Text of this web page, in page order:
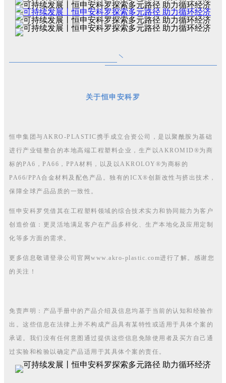
关于恒申安科罗
恒申集团与AKRO-PLASTIC携手成立合资公司，是以聚酰胺为基础
进行产业链整合的本地高端工程塑料企业，生产以AKROMID®为商
标的PA6，PA66，PPA材料，以及以AKROLOY®为商标的
PA66/PPA合金材料及配色产品。独有的ICX®创新改性与挤出技术，
保障全球产品品质的一致性。
恒申安科罗凭借其在工程塑料领域的综合技术实力和协同能力为客户
创造价值：更灵活地满足客户在产品多样化、生产本地化及应用定制
化等多方面的需求。
更多信息敬请登录公司官网www.akro-plastic.com进行了解。感谢您
的关注！
免责声明：产品手册中的产品介绍及信息均基于当前的认知和经验作
出。这些信息在法律上并不构成产品具有某特性或适用于具体个案的
承诺。我们没有任何意图通过提供这些信息免除使用者及买方自己通
过实验和检验以确定产品适用于其具体个案的责任。